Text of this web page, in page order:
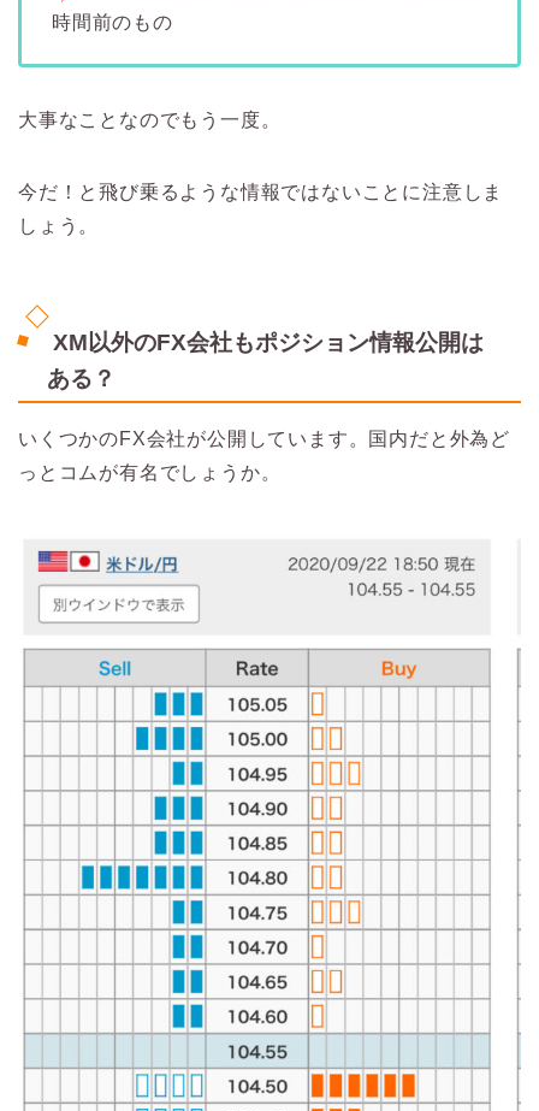
時間前のもの
大事なことなのでもう一度。
今だ！と飛び乗るような情報ではないことに注意しま
しょう。
XM以外のFX会社もポジション情報公開は
ある？
いくつかのFX会社が公開しています。国内だと外為ど
っとコムが有名でしょうか。